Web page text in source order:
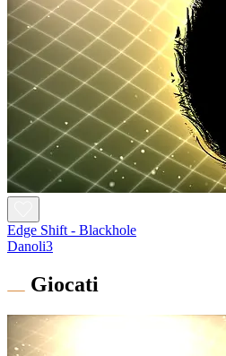
Edge Shift - Blackhole
Danoli3
Giocati